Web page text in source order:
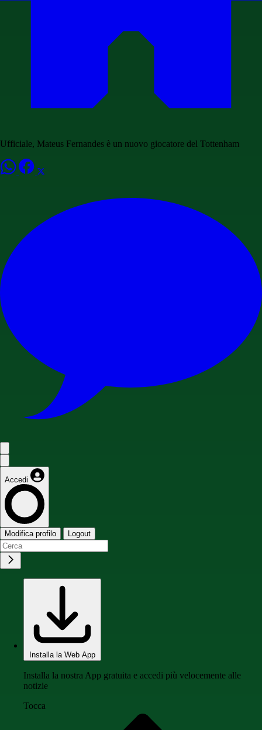
Ufficiale, Mateus Fernandes è un nuovo giocatore del Tottenham
Accedi
Modifica profilo Logout
Installa la Web App
Installa la nostra App gratuita e accedi più velocemente alle
notizie
Tocca